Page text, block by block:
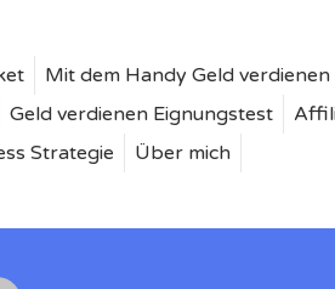
Mit dem Handy Geld verdienen
Geld verdienen Eignungstest
Strategie
Über mich